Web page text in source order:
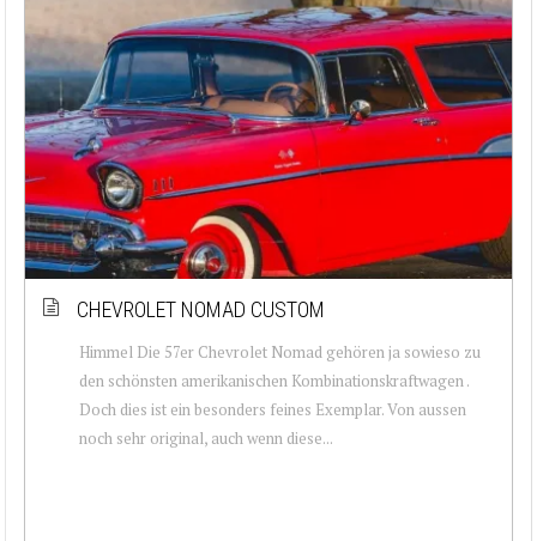
CHEVROLET NOMAD CUSTOM
Himmel Die 57er Chevrolet Nomad gehören ja sowieso zu
den schönsten amerikanischen Kombinationskraftwagen .
Doch dies ist ein besonders feines Exemplar. Von aussen
noch sehr original, auch wenn diese...